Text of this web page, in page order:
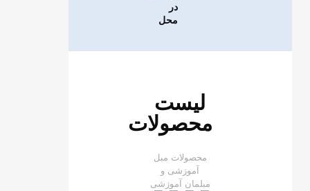
در
محل
لیست
محصولات
محصولات مبل
آموزشی و
مبلمان آموزشی